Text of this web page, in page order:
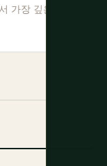
가장 깊은 식